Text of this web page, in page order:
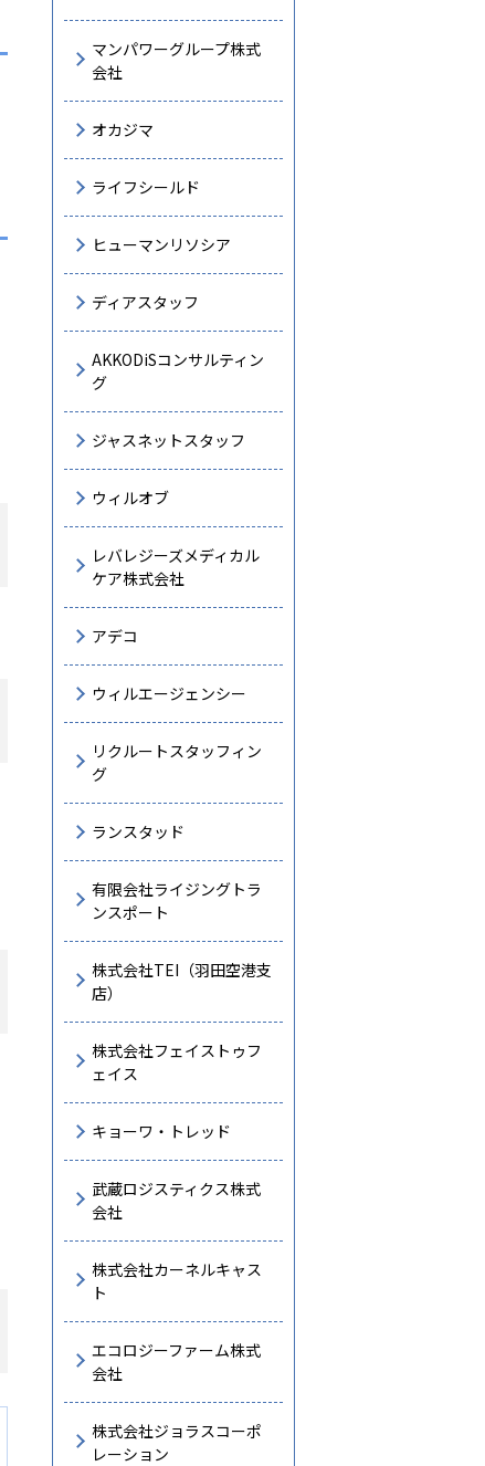
マンパワーグループ株式
会社
オカジマ
ライフシールド
ヒューマンリソシア
ディアスタッフ
AKKODiSコンサルティン
グ
ジャスネットスタッフ
ウィルオブ
レバレジーズメディカル
ケア株式会社
アデコ
ウィルエージェンシー
リクルートスタッフィン
グ
ランスタッド
有限会社ライジングトラ
ンスポート
株式会社TEI（羽田空港支
店）
株式会社フェイストゥフ
ェイス
キョーワ・トレッド
武蔵ロジスティクス株式
会社
株式会社カーネルキャス
ト
エコロジーファーム株式
会社
株式会社ジョラスコーポ
レーション